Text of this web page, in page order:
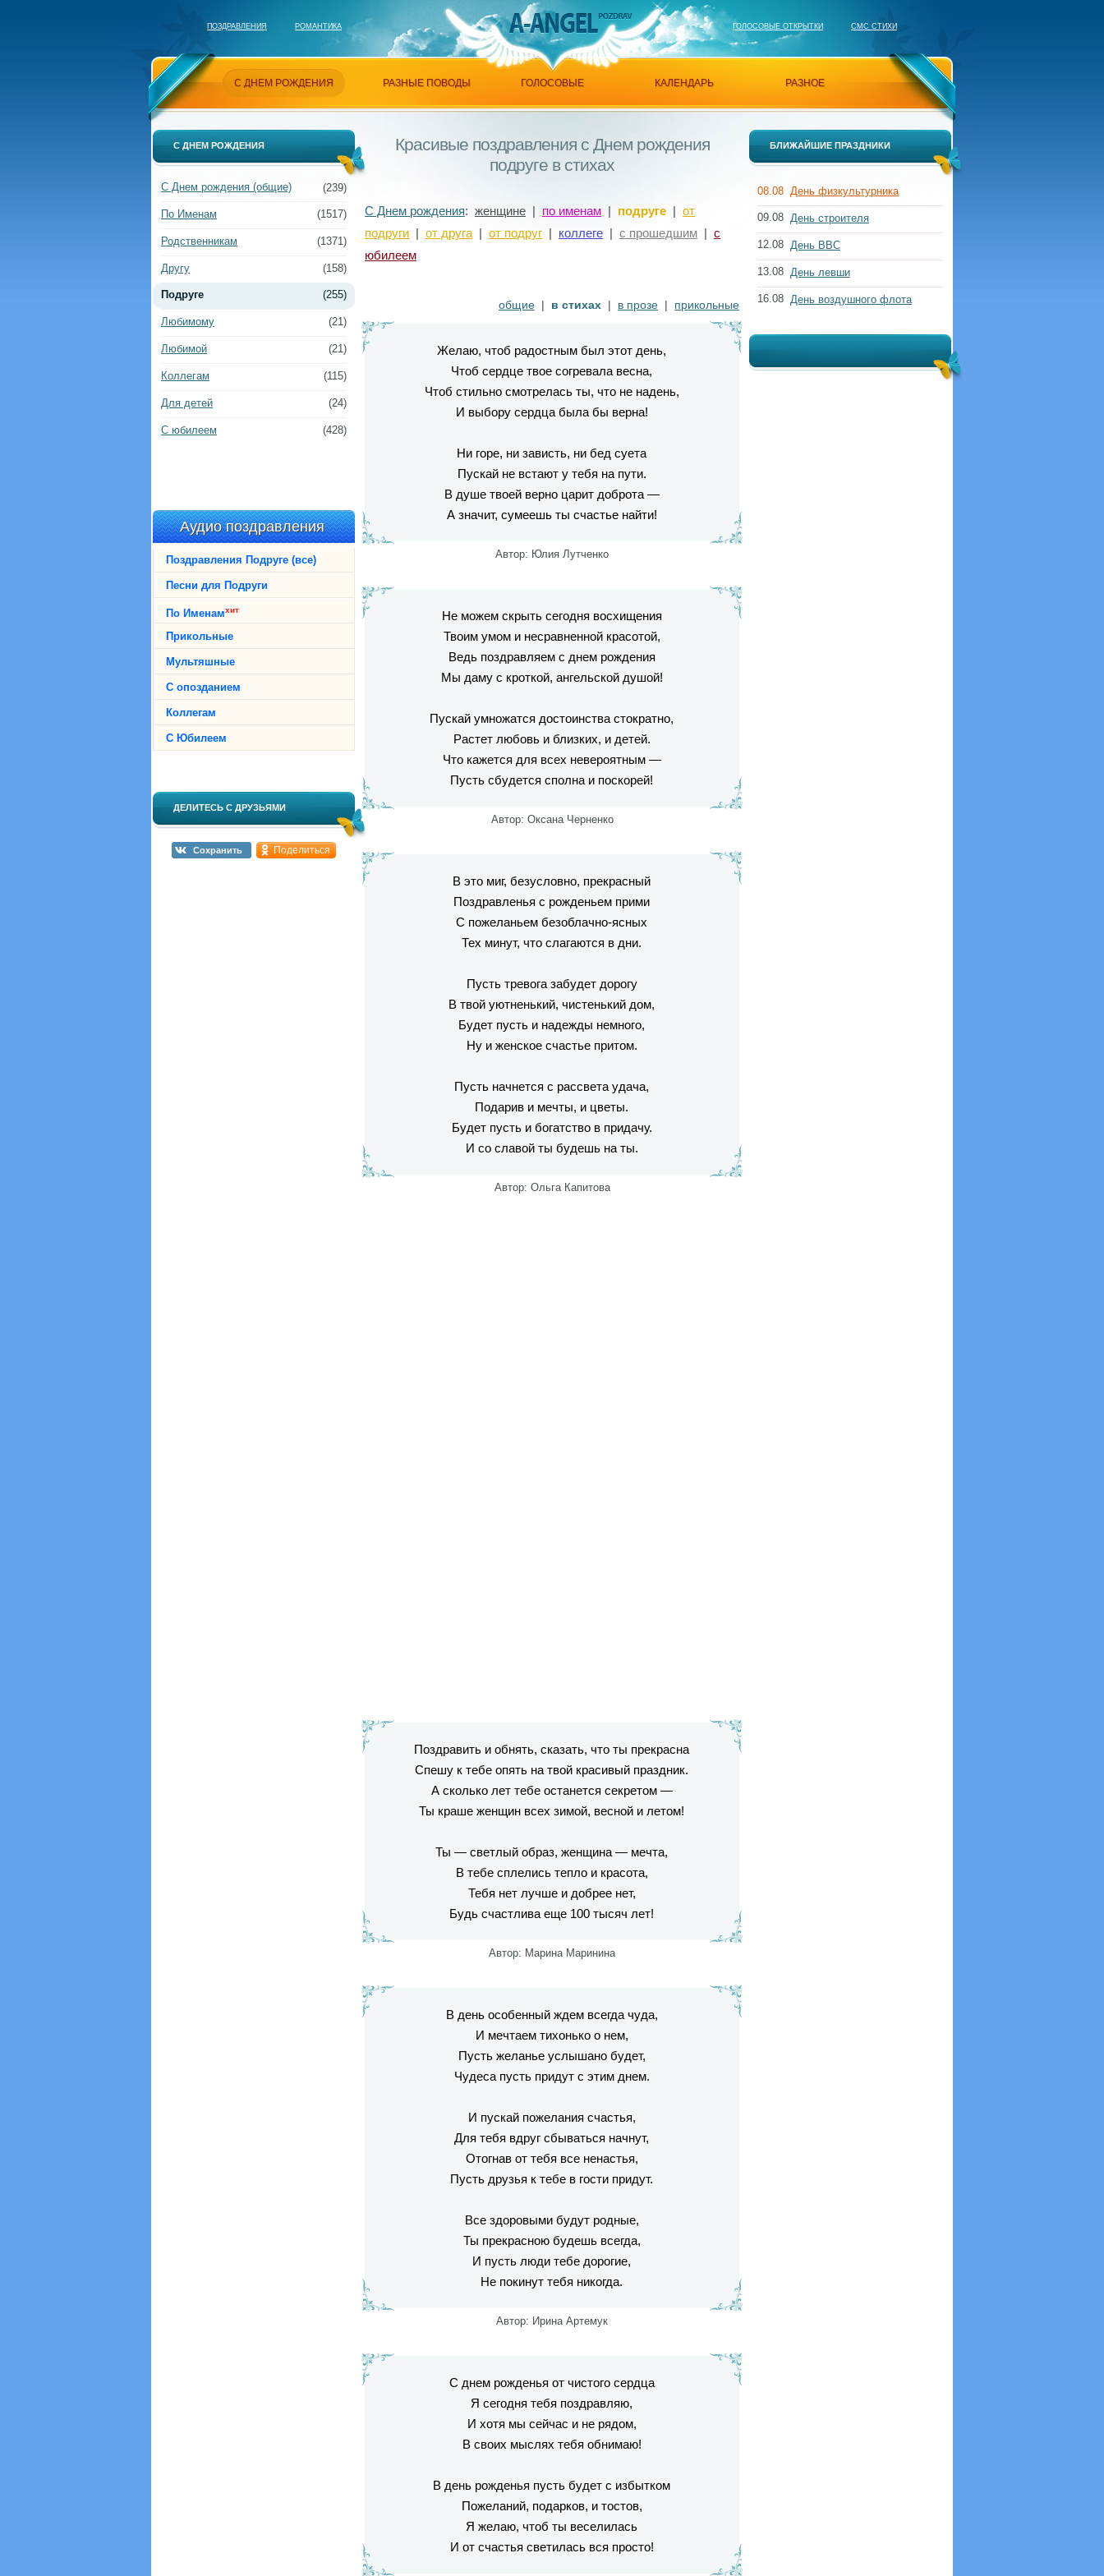
ПОЗДРАВЛЕНИЯ РОМАНТИКА ГОЛОСОВЫЕ ОТКРЫТКИ СМС СТИХИ
С ДНЕМ РОЖДЕНИЯ РАЗНЫЕ ПОВОДЫ ГОЛОСОВЫЕ КАЛЕНДАРЬ РАЗНОЕ
Красивые поздравления с Днем рождения
подруге в стихах
С Днем рождения: женщине | по именам | подруге | от
подруги | от друга | от подруг | коллеге | с прошедшим | с
юбилеем
общие | в стихах | в прозе | прикольные
Желаю, чтоб радостным был этот день,
Чтоб сердце твое согревала весна,
Чтоб стильно смотрелась ты, что не надень,
И выбору сердца была бы верна!
Ни горе, ни зависть, ни бед суета
Пускай не встают у тебя на пути.
В душе твоей верно царит доброта —
А значит, сумеешь ты счастье найти!
Автор: Юлия Лутченко
Не можем скрыть сегодня восхищения
Твоим умом и несравненной красотой,
Ведь поздравляем с днем рождения
Мы даму с кроткой, ангельской душой!
Пускай умножатся достоинства стократно,
Растет любовь и близких, и детей.
Что кажется для всех невероятным —
Пусть сбудется сполна и поскорей!
Автор: Оксана Черненко
В это миг, безусловно, прекрасный
Поздравленья с рожденьем прими
С пожеланьем безоблачно-ясных
Тех минут, что слагаются в дни.
Пусть тревога забудет дорогу
В твой уютненький, чистенький дом,
Будет пусть и надежды немного,
Ну и женское счастье притом.
Пусть начнется с рассвета удача,
Подарив и мечты, и цветы.
Будет пусть и богатство в придачу.
И со славой ты будешь на ты.
Автор: Ольга Капитова
Поздравить и обнять, сказать, что ты прекрасна
Спешу к тебе опять на твой красивый праздник.
А сколько лет тебе останется секретом —
Ты краше женщин всех зимой, весной и летом!
Ты — светлый образ, женщина — мечта,
В тебе сплелись тепло и красота,
Тебя нет лучше и добрее нет,
Будь счастлива еще 100 тысяч лет!
Автор: Марина Маринина
В день особенный ждем всегда чуда,
И мечтаем тихонько о нем,
Пусть желанье услышано будет,
Чудеса пусть придут с этим днем.
И пускай пожелания счастья,
Для тебя вдруг сбываться начнут,
Отогнав от тебя все ненастья,
Пусть друзья к тебе в гости придут.
Все здоровыми будут родные,
Ты прекрасною будешь всегда,
И пусть люди тебе дорогие,
Не покинут тебя никогда.
Автор: Ирина Артемук
С днем рожденья от чистого сердца
Я сегодня тебя поздравляю,
И хотя мы сейчас и не рядом,
В своих мыслях тебя обнимаю!
В день рожденья пусть будет с избытком
Пожеланий, подарков, и тостов,
Я желаю, чтоб ты веселилась
И от счастья светилась вся просто!
С ДНЕМ РОЖДЕНИЯ
(239)
С Днем рождения (общие)
(1517)
По Именам
(1371)
Родственникам
(158)
Другу
(255)
Подруге
(21)
Любимому
(21)
Любимой
(115)
Коллегам
(24)
Для детей
(428)
С юбилеем
Аудио поздравления
Поздравления Подруге (все)
Песни для Подруги
По Именамхит
Прикольные
Мультяшные
С опозданием
Коллегам
С Юбилеем
ДЕЛИТЕСЬ С ДРУЗЬЯМИ
Сохранить Поделиться
БЛИЖАЙШИЕ ПРАЗДНИКИ
08.08 День физкультурника
09.08 День строителя
12.08 День ВВС
13.08 День левши
16.08 День воздушного флота